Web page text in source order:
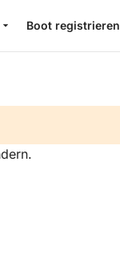
Boot registrieren